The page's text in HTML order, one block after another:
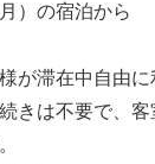
）の宿泊から
が滞在中自由に
きは不要で、